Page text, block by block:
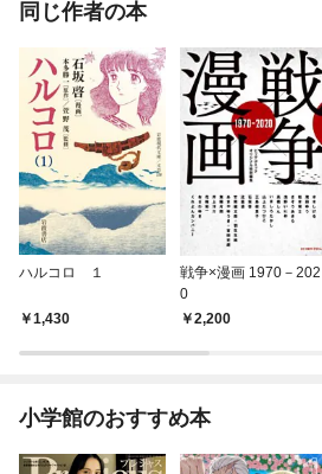
同じ作者の本
ハルコロ １
1,430
戦争×漫画 1970－202
0
2,200
小学館のおすすめ本